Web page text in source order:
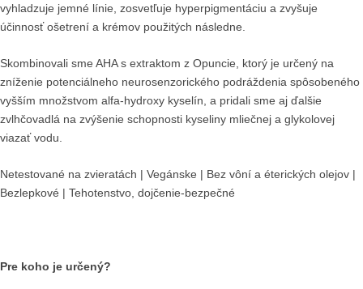
vyhladzuje jemné línie, zosvetľuje hyperpigmentáciu a zvyšuje
účinnosť ošetrení a krémov použitých následne.
Skombinovali sme AHA s extraktom z Opuncie, ktorý je určený na
zníženie potenciálneho neurosenzorického podráždenia spôsobeného
vyšším množstvom alfa-hydroxy kyselín, a pridali sme aj ďalšie
zvlhčovadlá na zvýšenie schopnosti kyseliny mliečnej a glykolovej
viazať vodu.
Netestované na zvieratách | Vegánske | Bez vôní a éterických olejov |
Bezlepkové | Tehotenstvo, dojčenie-bezpečné
Pre koho je určený?